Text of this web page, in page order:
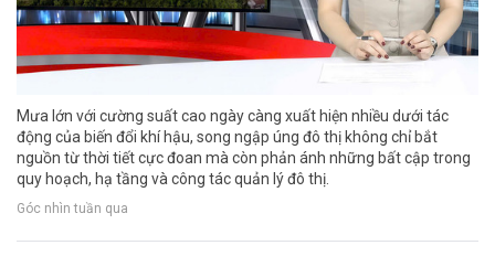
Mưa lớn với cường suất cao ngày càng xuất hiện nhiều dưới tác
động của biến đổi khí hậu, song ngập úng đô thị không chỉ bắt
nguồn từ thời tiết cực đoan mà còn phản ánh những bất cập trong
quy hoạch, hạ tầng và công tác quản lý đô thị.
Góc nhìn tuần qua